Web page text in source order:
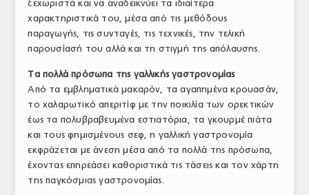
ΤΟ ΠΕΡΙΟΔΙΚΟ
Profile
ΑΡΧΕΙΟ ΤΕΥΧΩΝ
ΣΥΝΕΔΡΙΟ ΚΡΕΑΤΟΣ
ξεχωριστά και να αναδεικνύει τα ιδιαίτερα
χαρακτηριστικά του, μέσα από τις μεθόδους
παραγωγής, τις συνταγές, τις τεχνικές, την τελική
παρουσίασή του αλλά και τη στιγμή της απόλαυσης.
Τα πολλά πρόσωπα της γαλλικής γαστρονομίας
Από τα εμβληματικά μακαρόν, τα αγαπημένα κρουασάν,
το χαλαρωτικό απεριτίφ με την ποικιλία των ορεκτικών
έως τα πολυβραβευμένα εστιατόρια, τα γκουρμέ πιάτα
και τους φημισμένους σεφ, η γαλλική γαστρονομία
εκφράζεται με άνεση μέσα από τα πολλά της πρόσωπα,
έχοντας επηρεάσει καθοριστικά τις τάσεις και τον χάρτη
της παγκόσμιας γαστρονομίας.